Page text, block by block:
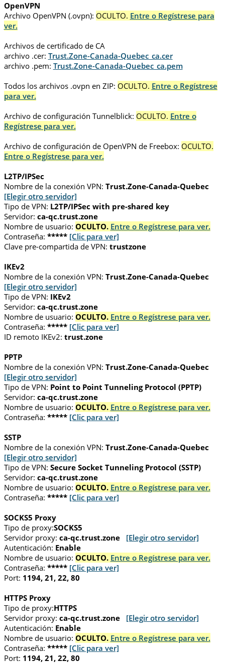
OpenVPN
Archivo OpenVPN (.ovpn): OCULTO. Entre o Regístrese para
ver.
Archivos de certificado de CA
archivo .cer: Trust.Zone-Canada-Quebec_ca.cer
archivo .pem: Trust.Zone-Canada-Quebec_ca.pem
Todos los archivos .ovpn en ZIP: OCULTO. Entre o Regístrese
para ver.
Archivo de configuración Tunnelblick: OCULTO. Entre o
Regístrese para ver.
Archivo de configuración de OpenVPN de Freebox: OCULTO.
Entre o Regístrese para ver.
L2TP/IPSec
Nombre de la conexión VPN: Trust.Zone-Canada-Quebec
[Elegir otro servidor]
Tipo de VPN: L2TP/IPSec with pre-shared key
Servidor: ca-qc.trust.zone
Nombre de usuario: OCULTO. Entre o Regístrese para ver.
Contraseña: ***** [Clic para ver]
Clave pre-compartida de VPN: trustzone
IKEv2
Nombre de la conexión VPN: Trust.Zone-Canada-Quebec
[Elegir otro servidor]
Tipo de VPN: IKEv2
Servidor: ca-qc.trust.zone
Nombre de usuario: OCULTO. Entre o Regístrese para ver.
Contraseña: ***** [Clic para ver]
ID remoto IKEv2: trust.zone
PPTP
Nombre de la conexión VPN: Trust.Zone-Canada-Quebec
[Elegir otro servidor]
Tipo de VPN: Point to Point Tunneling Protocol (PPTP)
Servidor: ca-qc.trust.zone
Nombre de usuario: OCULTO. Entre o Regístrese para ver.
Contraseña: ***** [Clic para ver]
SSTP
Nombre de la conexión VPN: Trust.Zone-Canada-Quebec
[Elegir otro servidor]
Tipo de VPN: Secure Socket Tunneling Protocol (SSTP)
Servidor: ca-qc.trust.zone
Nombre de usuario: OCULTO. Entre o Regístrese para ver.
Contraseña: ***** [Clic para ver]
SOCKS5 Proxy
Tipo de proxy:SOCKS5
Servidor proxy: ca-qc.trust.zone
[Elegir otro servidor]
Autenticación: Enable
Nombre de usuario: OCULTO. Entre o Regístrese para ver.
Contraseña: ***** [Clic para ver]
Port: 1194, 21, 22, 80
HTTPS Proxy
Tipo de proxy:HTTPS
Servidor proxy: ca-qc.trust.zone
[Elegir otro servidor]
Autenticación: Enable
Nombre de usuario: OCULTO. Entre o Regístrese para ver.
Contraseña: ***** [Clic para ver]
Port: 1194, 21, 22, 80